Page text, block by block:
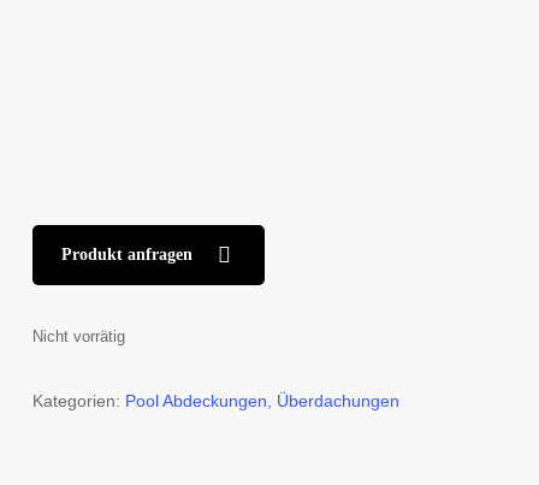
Produkt anfragen
Nicht vorrätig
Kategorien: Pool Abdeckungen Überdachungen